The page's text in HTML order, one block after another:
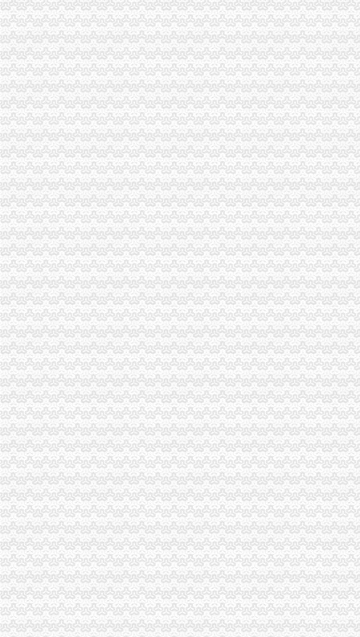
咸机场空港新城秦塬酒店预订,咸机场空港新城秦塬酒店价格_地
开放广场+叠水景观空港新城总部大楼将成新地标-重庆搜狐焦点
空港新城华丽升级港城国际抢房正当时-房产新闻-重庆搜狐焦点网
中国新城镇参与拓展扬州空港新城|新城镇|拓展|空港新城_新浪财经_新
付3万畅享空港大生活8月9日空港新城盛大开盘-导购-许昌乐居网
【重庆空港新城公司保洁公司_企业保洁_单位保洁】-重庆赶集网
空港新城-楼盘详-许昌腾讯房产
关于中国农业银行股份有限公司西安空港新城支行开业的批复
【58同城】空港新城IT外包_空港新城IT外包公司_空港新城IT外包服务
西咸新区空港新城自贸综合服务大厅启用_未来网
成都天府国际空港新城规划曝光人化开敞空间设计-本地资讯-装一网
东开馨园_空港新城_楼盘对比分析-许昌乐居
项目动态|空港新城中德产业园完成招标蓝开家电投产-我爱铺网
长沙城东崛起空港新城-0731房产网www.0731fdc.com
合肥空港新城拔地而起|宜居|路网_凤凰资讯
快来看,空港新城的花都开成“海”了！-咸论坛-华商论坛
青年购房季刚需大惠战许昌空港新城5月31日盛大开选-导购-许昌乐居
成都天府空港新城启动员志愿服务工作(图)_凤凰资讯
【58同城】重庆渝北空港新城配送中心_空港新城生活配送服务公司
空港新城基本信息_售楼处电话_开发商_配套信息-许昌乐居
重庆渝北区两路空港新城双凤桥炒股票开户联系人
从“皮鞋城”到空港新城百亿级商圈是如何蜕变的-两江新区官网
中国银行股份有限公司咸空港新城支行_【电话地址_招聘信息_注册
天府国际空港新城将建3座再生水厂_新闻_大众网
3万人居住的空港新城再添“168”学校！未来经开大社区落户合肥大
机场快线K04开通可直达空港新城枢纽站-上游新闻汇聚向上的力量
重庆空港,空港新城。保险柜防盗门,换芯-久久信息网
合肥新桥空港新城规划启动规划面积为100平方公里__万家热线-安徽
济南空港新城装修_济南空港新城装修
619、686路起点站延伸|起点|空港新城|兰桂_新浪新闻
【狐侃NO.147】经开区也有超级综合体了绿地空港新城已在拿地-南昌
飞航地服落户西咸新区空港新城|飞航地服落户西咸新区空港新城-空港
西咸新区空港新城召开T5站前综合商务区城市设计国际竞赛评审会-空
经开北现5000+空港新城纯新盘一览-合肥新房网-房天下
西咸新区空港新城召开T5站前综合商务区城市设计国际竞赛评审会_搜
空港新城高层电梯啥时能开【西营城吧】_百度贴吧
西安空港新城装修
空港新城核心区地铁口商铺新城保利天地商铺即将开售！,南京江宁